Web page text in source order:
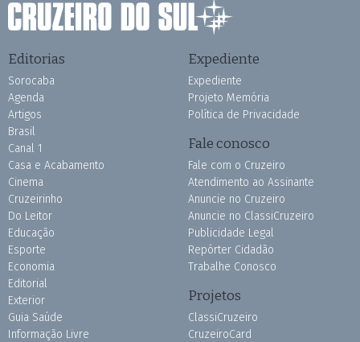
Editorias
Sorocaba
Agenda
Artigos
Brasil
Canal 1
Casa e Acabamento
Cinema
Cruzeirinho
Do Leitor
Educação
Esporte
Economia
Editorial
Exterior
Guia Saúde
Informação Livre
Expediente
Expediente
Projeto Memória
Política de Privacidade
Fale conosco
Fale com o Cruzeiro
Atendimento ao Assinante
Anuncie no Cruzeiro
Anuncie no ClassiCruzeiro
Publicidade Legal
Repórter Cidadão
Trabalhe Conosco
Projetos
ClassiCruzeiro
CruzeiroCard